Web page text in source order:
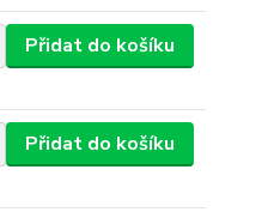
Přidat do košíku
Přidat do košíku